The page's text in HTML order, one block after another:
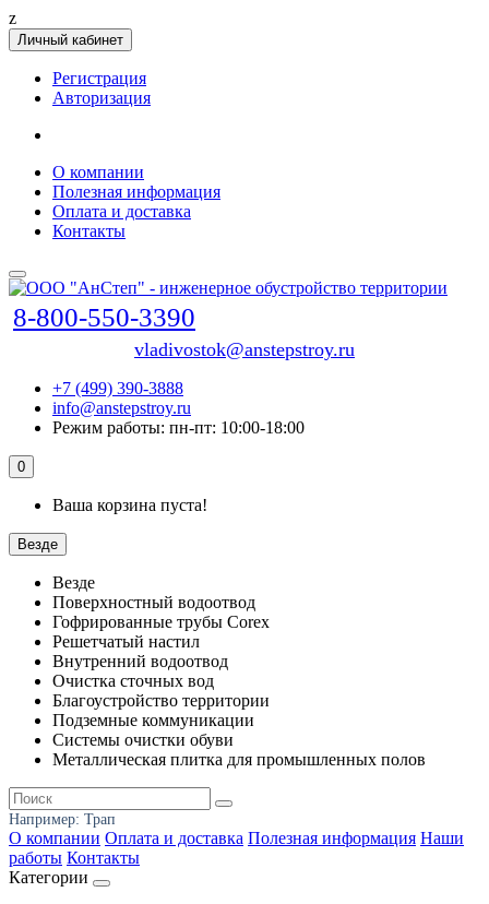
z
Личный кабинет
Регистрация
Авторизация
О компании
Полезная информация
Оплата и доставка
Контакты
8-800-550-3390
vladivostok@anstepstroy.ru
+7 (499) 390-3888
info@anstepstroy.ru
Режим работы: пн-пт: 10:00-18:00
0
Ваша корзина пуста!
Везде
Везде
Поверхностный водоотвод
Гофрированные трубы Corex
Решетчатый настил
Внутренний водоотвод
Очистка сточных вод
Благоустройство территории
Подземные коммуникации
Системы очистки обуви
Металлическая плитка для промышленных полов
Например: Трап
О компании Оплата и доставка Полезная информация Наши
работы Контакты
Категории